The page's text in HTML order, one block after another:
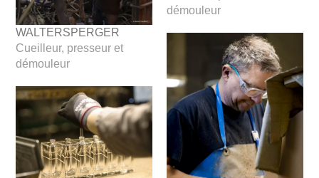
démouleur
WALTERSPERGER
Cueilleur, presseur et
démouleur